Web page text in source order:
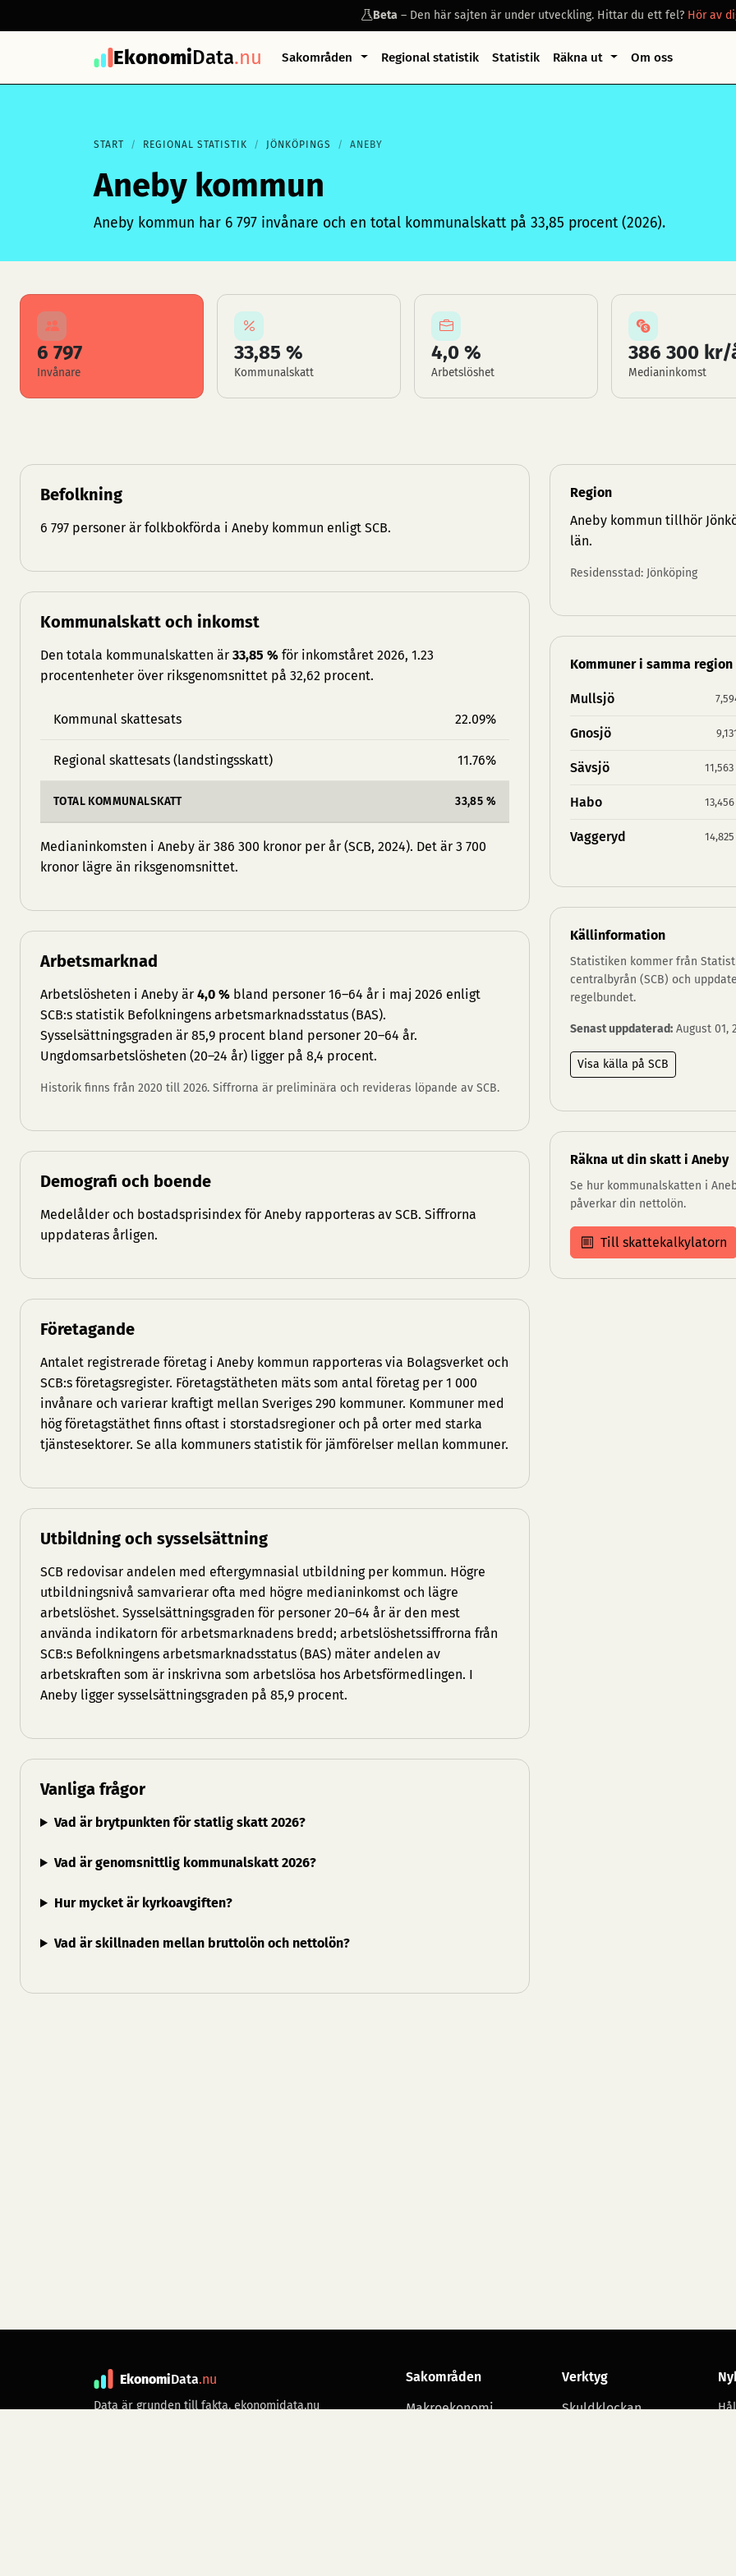
Beta– Den här sajten är under utveckling. Hittar du ett fel? Hör av
EkonomiData.nu Sakområden Regional statistik Statistik Räkna ut Om oss
START REGIONAL STATISTIK JÖNKÖPINGS ANEBY
Aneby kommun
Aneby kommun har 6 797 invånare och en total kommunalskatt på 33,85 procent (2026).
6 797
Invånare
33,85 %
Kommunalskatt
4,0 %
Arbetslöshet
386 300 kr/
Medianinkomst
Befolkning
6 797 personer är folkbokförda i Aneby kommun enligt SCB.
Kommunalskatt och inkomst
Den totala kommunalskatten är 33,85 % för inkomståret 2026, 1.23
procentenheter över riksgenomsnittet på 32,62 procent.
Kommunal skattesats 22.09%
Regional skattesats (landstingsskatt) 11.76%
TOTAL KOMMUNALSKATT 33,85 %
Medianinkomsten i Aneby är 386 300 kronor per år (SCB, 2024). Det är 3 700
kronor lägre än riksgenomsnittet.
Arbetsmarknad
Arbetslösheten i Aneby är 4,0 % bland personer 16–64 år i maj 2026 enligt
SCB:s statistik Befolkningens arbetsmarknadsstatus (BAS).
Sysselsättningsgraden är 85,9 procent bland personer 20–64 år.
Ungdomsarbetslösheten (20–24 år) ligger på 8,4 procent.
Historik finns från 2020 till 2026. Siffrorna är preliminära och revideras löpande av SCB.
Demografi och boende
Medelålder och bostadsprisindex för Aneby rapporteras av SCB. Siffrorna
uppdateras årligen.
Företagande
Antalet registrerade företag i Aneby kommun rapporteras via Bolagsverket och
SCB:s företagsregister. Företagstätheten mäts som antal företag per 1 000
invånare och varierar kraftigt mellan Sveriges 290 kommuner. Kommuner med
hög företagstäthet finns oftast i storstadsregioner och på orter med starka
tjänstesektorer. Se alla kommuners statistik för jämförelser mellan kommuner.
Utbildning och sysselsättning
SCB redovisar andelen med eftergymnasial utbildning per kommun. Högre
utbildningsnivå samvarierar ofta med högre medianinkomst och lägre
arbetslöshet. Sysselsättningsgraden för personer 20–64 år är den mest
använda indikatorn för arbetsmarknadens bredd; arbetslöshetssiffrorna från
SCB:s Befolkningens arbetsmarknadsstatus (BAS) mäter andelen av
arbetskraften som är inskrivna som arbetslösa hos Arbetsförmedlingen. I
Aneby ligger sysselsättningsgraden på 85,9 procent.
Vanliga frågor
Vad är brytpunkten för statlig skatt 2026?
Vad är genomsnittlig kommunalskatt 2026?
Hur mycket är kyrkoavgiften?
Vad är skillnaden mellan bruttolön och nettolön?
Region
Aneby kommun tillhör
län.
Residensstad: Jönköping
Kommuner i samma region
Mullsjö
Gnosjö
Sävsjö 11,563
Habo 13,456
Vaggeryd 14,825
Källinformation
Statistiken kommer från
centralbyrån (SCB) och
regelbundet.
Senast uppdaterad: August 01,
Visa källa på SCB
Räkna ut din skatt i Aneby
Se hur kommunalskatten i
påverkar din nettolön.
Till skattekalkylatorn
EkonomiData.nu
Data är grunden till fakta. ekonomidata.nu
Sakområden
Makroekonomi
Verktyg
Skuldklockan